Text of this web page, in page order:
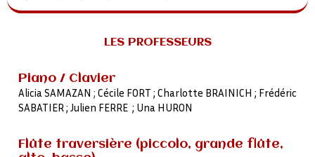
LES PROFESSEURS
Piano / Clavier
Alicia SAMAZAN ; Cécile FORT ; Charlotte BRAINICH ; Frédéric
SABATIER ; Julien FERRE ; Una HURON
Flûte traversière (piccolo, grande flûte,